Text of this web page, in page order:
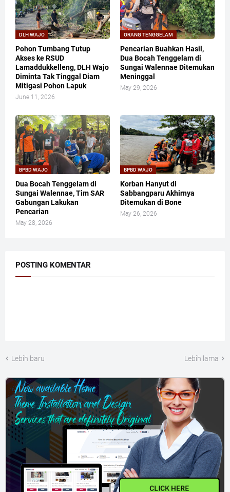
DLH WAJO
Pohon Tumbang Tutup
Akses ke RSUD
Lamaddukkelleng, DLH Wajo
Diminta Tak Tinggal Diam
Mitigasi Pohon Lapuk
June 11, 2026
ORANG TENGGELAM
Pencarian Buahkan Hasil,
Dua Bocah Tenggelam di
Sungai Walennae Ditemukan
Meninggal
May 29, 2026
BPBD WAJO
Dua Bocah Tenggelam di
Sungai Walennae, Tim SAR
Gabungan Lakukan
Pencarian
May 28, 2026
BPBD WAJO
Korban Hanyut di
Sabbangparu Akhirnya
Ditemukan di Bone
May 26, 2026
POSTING KOMENTAR
Lebih baru Lebih lama
CLICK HERE